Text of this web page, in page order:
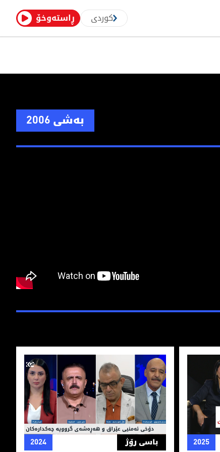
ڕاستەوخۆ کوردی
بەشی 2006
دادگه‌ری2025 دۆخی ئه‌منیی عێراق و هه‌ڕه‌شه‌ی‌ گرووپه‌
باسی رۆژ 2024